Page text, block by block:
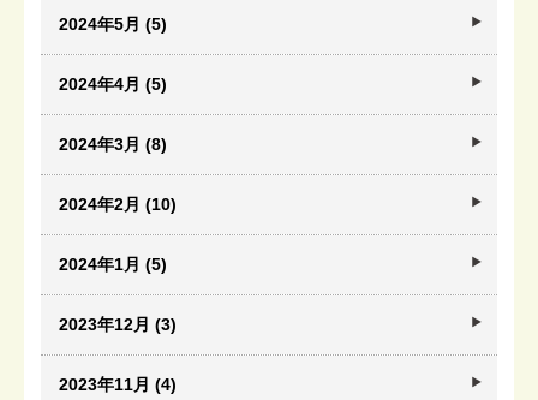
2024年5月 (5)
2024年4月 (5)
2024年3月 (8)
2024年2月 (10)
2024年1月 (5)
2023年12月 (3)
2023年11月 (4)